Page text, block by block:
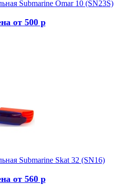
Submarine Omar 10 (SN23S)
от 500 р
Submarine Skat 32 (SN16)
от 560 р